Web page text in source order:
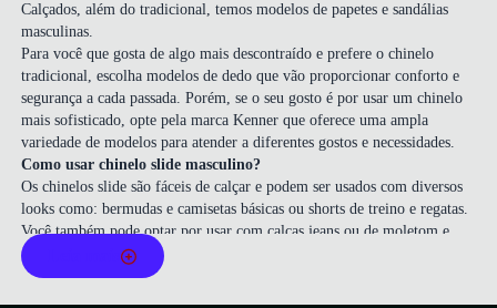
Calçados, além do tradicional, temos modelos de papetes e sandálias
masculinas.
Para você que gosta de algo mais descontraído e prefere o chinelo
tradicional, escolha modelos de dedo que vão proporcionar conforto e
segurança a cada passada. Porém, se o seu gosto é por usar um chinelo
mais sofisticado, opte pela marca Kenner que oferece uma ampla
variedade de modelos para atender a diferentes gostos e necessidades.
Como usar chinelo slide masculino?
Os chinelos slide são fáceis de calçar e podem ser usados com diversos
looks como: bermudas e camisetas básicas ou shorts de treino e regatas.
Você também pode optar por usar com calças jeans ou de moletom e
uma camiseta polo.
Qual o chinelo mais confortável?